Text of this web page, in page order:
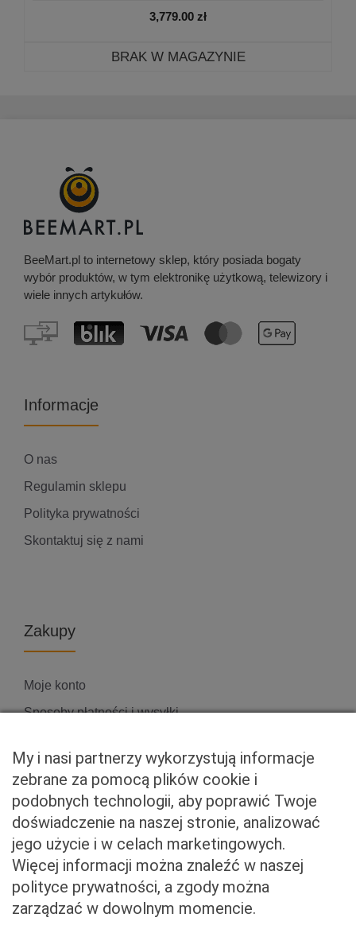
3,779.00 zł
BRAK W MAGAZYNIE
BeeMart.pl to internetowy sklep, który posiada bogaty
wybór produktów, w tym elektronikę użytkową, telewizory i
wiele innych artykułów.
Informacje
O nas
Regulamin sklepu
Polityka prywatności
Skontaktuj się z nami
Zakupy
Moje konto
Sposoby płatności i wysyłki
Właściciel serwisu
Baveno Sp. z o. o.
Czerniakowska 71/408a
00-715 Warszawa
NIP: 5273093569
My i nasi partnerzy wykorzystują informacje
zebrane za pomocą plików cookie i
podobnych technologii, aby poprawić Twoje
doświadczenie na naszej stronie, analizować
jego użycie i w celach marketingowych.
Więcej informacji można znaleźć w naszej
polityce prywatności, a zgody można
zarządzać w dowolnym momencie.